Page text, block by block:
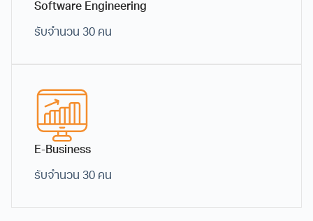
Software Engineering
รับจำนวน 30 คน
E-Business
รับจำนวน 30 คน
เกม รวมถึง Graphic สำหรับเกม
2D Graphic for Game
ออกแบบตัวละครและการทำแผ่นภาพเฟรมอนิเมชัน
(Character Design + Sprite Sheet) ตลอดจนการ
สร้างสรรค์ฉากและสิ่งแวดล้อมภายในเกม
3D Modelling for Game